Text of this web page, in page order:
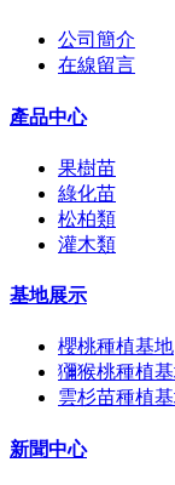
公司簡介
在線留言
產品中心
果樹苗
綠化苗
松柏類
灌木類
基地展示
櫻桃種植基地
獼猴桃種植
雲杉苗種植
新聞中心